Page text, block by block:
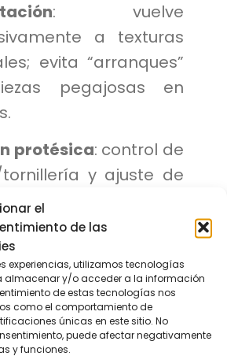
el
de las
experiencias, utilizamos tecnologías
almacenar y/o acceder a la información
de estas tecnologías nos
como el comportamiento de
únicas en este sitio. No
puede afectar negativamente
y funciones.
: vuelve
a texturas
evita “arranques”
pegajosas en
protésica: control de
y ajuste de
de contacto
prevención de
de problemas se
visitas periódicas: